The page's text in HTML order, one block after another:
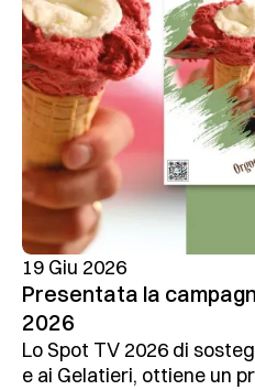
19 Giu 2026
Presentata la
2026
Lo Spot TV 2026 di
e ai Gelatieri, ottiene un